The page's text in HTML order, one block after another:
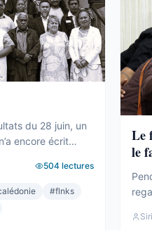
du 28 juin, un
encore écrit
Congrès. Dix-
respectable – le
plus
504 lectures
#flnks
Le
le